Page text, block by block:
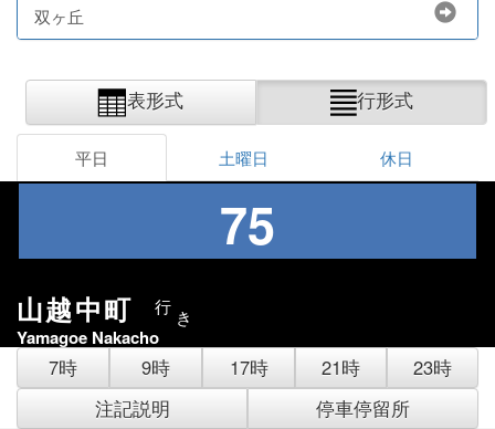
双ヶ丘
表形式 行形式
平日 土曜日 休日
75
山越中町 行 き
Yamagoe Nakacho
7時 9時 17時 21時
23時
注記説明
停車停留所